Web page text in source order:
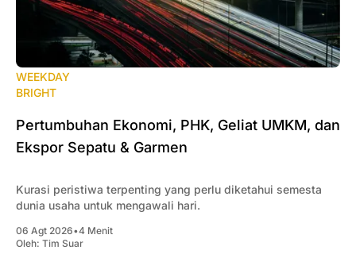
WEEKDAY
BRIGHT
Pertumbuhan Ekonomi, PHK, Geliat UMKM, dan
Ekspor Sepatu & Garmen
Kurasi peristiwa terpenting yang perlu diketahui semesta
dunia usaha untuk mengawali hari.
06 Agt 2026•4 Menit
Oleh: Tim Suar